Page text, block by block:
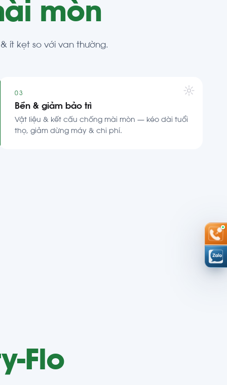
mòn
ít kẹt so với van thường.
03
Bền & giảm bảo trì
Vật liệu & kết cấu chống mài mòn — kéo dài tuổi
thọ, giảm dừng máy & chi phí.
Flo